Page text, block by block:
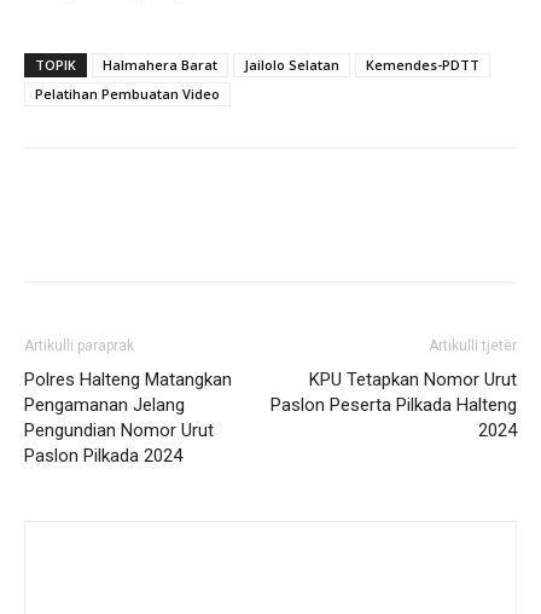
TOPIK Halmahera Barat Jailolo Selatan
Kemendes-PDTT
Pelatihan Pembuatan Video
Artikulli paraprak
Polres Halteng Matangkan
Pengamanan Jelang
Pengundian Nomor Urut
Paslon Pilkada 2024
Artikulli tjetër
KPU Tetapkan Nomor Urut
Paslon Peserta Pilkada Halteng
2024